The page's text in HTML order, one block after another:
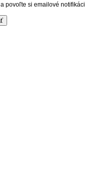
a povoľte si emailové